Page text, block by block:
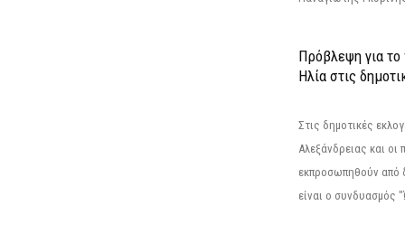
Πρόβλεψη για
Ηλία στις
Στις δημοτικές
Αλεξάνδρειας και οι
εκπροσωπηθούν από
είναι ο συνδυασμός